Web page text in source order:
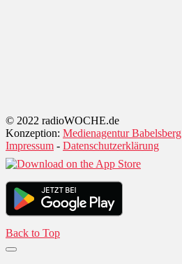
© 2022 radioWOCHE.de
Konzeption: Medienagentur Babelsberg
Impressum - Datenschutzerklärung
Back to Top